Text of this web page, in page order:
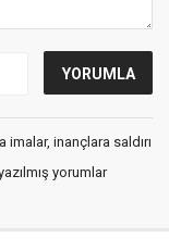
inançlara saldırı
yorumlar